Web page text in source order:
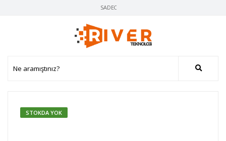
SADECE ORJINAL ÜRÜN, AYNI GÜN KARGO
STOKDA YOK